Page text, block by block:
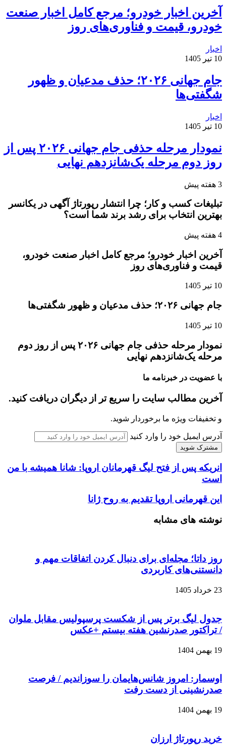
آخرین اخبار خودرو؛ مرجع کامل اخبار صنعت
خودرو، قیمت و فناوری‌های روز
اخبار
10 تیر 1405
جام جهانی ۲۰۲۶؛ حذف مدعیان و ظهور
شگفتی‌ها
اخبار
10 تیر 1405
نمودار مرحله حذفی جام جهانی ۲۰۲۶ پس از
روز دوم مرحله یک‌شانزدهم نهایی
3 هفته پیش
تبلیغات کسب و کار؛ چرا انتشار رپورتاژ آگهی در یکانسر
بهترین انتخاب برای رشد برند شما است؟
4 هفته پیش
آخرین اخبار خودرو؛ مرجع کامل اخبار صنعت خودرو،
قیمت و فناوری‌های روز
10 تیر 1405
جام جهانی ۲۰۲۶؛ حذف مدعیان و ظهور شگفتی‌ها
10 تیر 1405
نمودار مرحله حذفی جام جهانی ۲۰۲۶ پس از روز دوم
مرحله یک‌شانزدهم نهایی
با عضویت در خبرنامه ما
آخرین مطالب سایت را سریع تر از دیگران دریافت کنید.
و تخفیفات ویژه ما برخوردار شوید.
آدرس ایمیل خود را وارد کنید
انریکه پس از فتح لیگ قهرمانان اروپا: شانا همیشه با من
است
این قهرمانی اروپا تقدیم به روح ژانا
نوشته های مشابه
روز داتا؛ مجله‌ای برای دنبال کردن اتفاقات مهم و
دانستنی‌های کاربردی
23 خرداد 1405
جدول لیگ برتر پس از شکست پرسپولیس مقابل ملوان
/ تراکتور صدرنشین هفته بیستم +عکس
19 بهمن 1404
اوسمار: امروز شانس‌هایمان را سوزاندیم / فرصت
صدرنشینی از دست رفت
19 بهمن 1404
خرید رپورتاژ ارزان